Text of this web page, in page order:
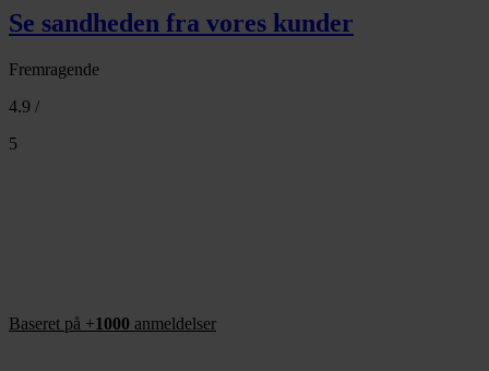
Se sandheden fra vores kunder
Fremragende
4.9 /
5
Baseret på +1000 anmeldelser